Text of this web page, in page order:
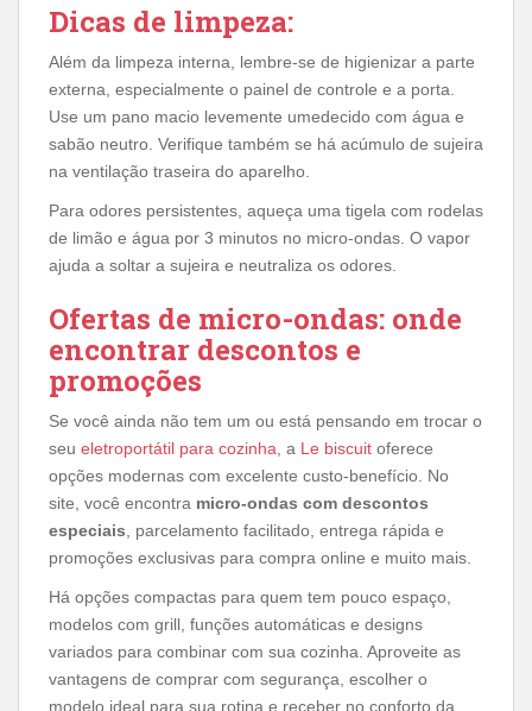
Dicas de limpeza:
Além da limpeza interna, lembre-se de higienizar a parte
externa, especialmente o painel de controle e a porta.
Use um pano macio levemente umedecido com água e
sabão neutro. Verifique também se há acúmulo de sujeira
na ventilação traseira do aparelho.
Para odores persistentes, aqueça uma tigela com rodelas
de limão e água por 3 minutos no micro-ondas. O vapor
ajuda a soltar a sujeira e neutraliza os odores.
Ofertas de micro-ondas: onde
encontrar descontos e
promoções
Se você ainda não tem um ou está pensando em trocar o
seu eletroportátil para cozinha , a Le biscuit oferece
opções modernas com excelente custo-benefício. No
site, você encontra micro-ondas com descontos
especiais , parcelamento facilitado, entrega rápida e
promoções exclusivas para compra online e muito mais.
Há opções compactas para quem tem pouco espaço,
modelos com grill, funções automáticas e designs
variados para combinar com sua cozinha. Aproveite as
vantagens de comprar com segurança, escolher o
modelo ideal para sua rotina e receber no conforto da